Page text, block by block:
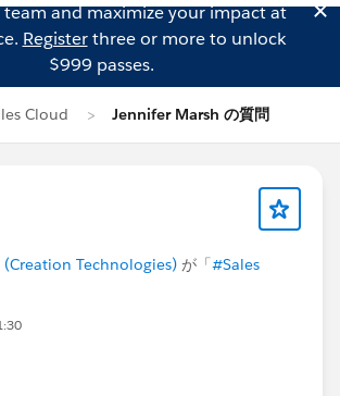
and maximize your impact at
Registerthree or more to unlock
$999 passes.
Cloud Jennifer Marsh の質問
Technologies) が「#Sales